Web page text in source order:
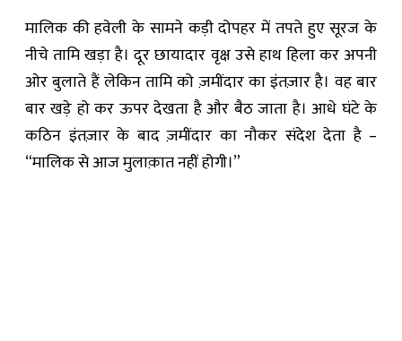
मालिक की हवेली के सामने कड़ी दोपहर में तपते हुए सूरज के
नीचे तामि खड़ा है। दूर छायादार वृक्ष उसे हाथ हिला कर अपनी
ओर बुलाते हैं लेकिन तामि को ज़मींदार का इंतज़ार है। वह बार
बार खड़े हो कर ऊपर देखता है और बैठ जाता है। आधे घंटे के
कठिन इंतज़ार के बाद ज़मींदार का नौकर संदेश देता है –
“मालिक से आज मुलाक़ात नहीं होगी।”